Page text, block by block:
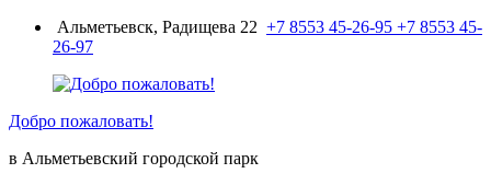
ПерейтиАльметьевск, Радищева 22 +7 8553 45-26-95 +7 8553 45-
26-97
Добро пожаловать!
в Альметьевский городской парк